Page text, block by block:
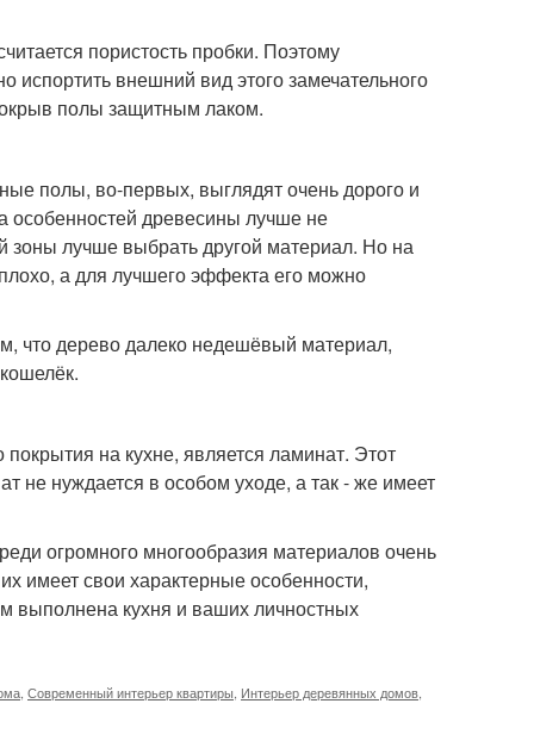
пористость пробки. Поэтому
внешний вид этого замечательного
полы защитным лаком.
полы, во-первых, выглядят очень дорого и
особенностей древесины лучше не
зоны лучше выбрать другой материал. Но на
а для лучшего эффекта его можно
что дерево далеко недешёвый материал,
на кухне, является ламинат. Этот
не нуждается в особом уходе, а так - же имеет
огромного многообразия материалов очень
имеет свои характерные особенности,
выполнена кухня и ваших личностных
Современный интерьер квартиры Интерьер деревянных домов